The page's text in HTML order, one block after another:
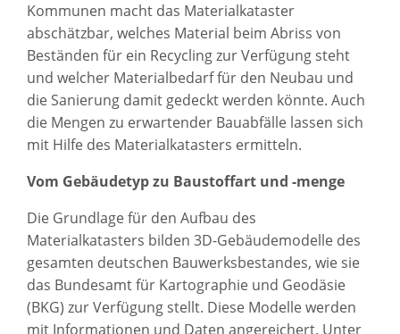
Kommunen macht das Materialkataster
abschätzbar, welches Material beim Abriss von
Beständen für ein Recycling zur Verfügung steht
und welcher Materialbedarf für den Neubau und
die Sanierung damit gedeckt werden könnte. Auch
die Mengen zu erwartender Bauabfälle lassen sich
mit Hilfe des Materialkatasters ermitteln.
Vom Gebäudetyp zu Baustoffart und -menge
Die Grundlage für den Aufbau des
Materialkatasters bilden 3D-Gebäudemodelle des
gesamten deutschen Bauwerksbestandes, wie sie
das Bundesamt für Kartographie und Geodäsie
(BKG) zur Verfügung stellt. Diese Modelle werden
mit Informationen und Daten angereichert. Unter